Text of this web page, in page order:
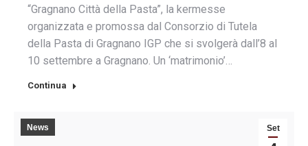
“Gragnano Città della Pasta”, la kermesse
organizzata e promossa dal Consorzio di Tutela
della Pasta di Gragnano IGP che si svolgerà dall’8 al
10 settembre a Gragnano. Un ‘matrimonio’…
Continua
Set
News